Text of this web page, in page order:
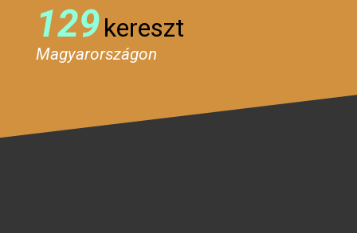
129kereszt
Magyarországon